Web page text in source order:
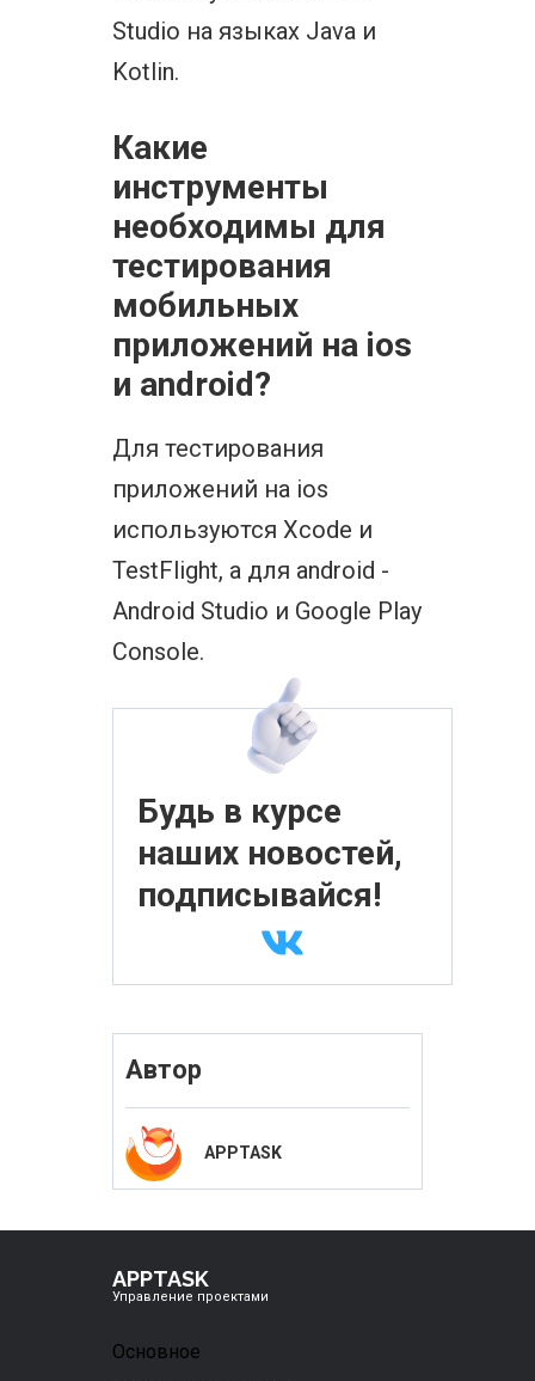
Studio на языках Java и
Kotlin.
Какие
инструменты
необходимы для
тестирования
мобильных
приложений на ios
и android?
Для тестирования
приложений на ios
используются Xcode и
TestFlight, а для android -
Android Studio и Google Play
Console.
Будь в курсе
наших новостей,
подписывайся!
Автор
APPTASK
APPTASK
Управление проектами
Основное